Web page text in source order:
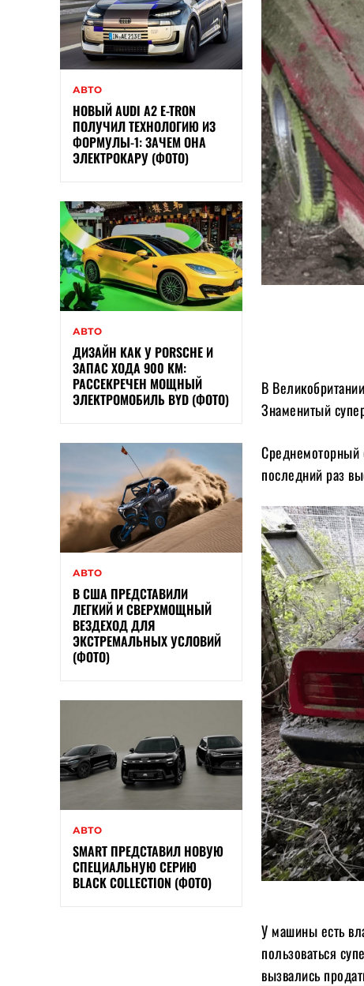
АВТО
НОВЫЙ AUDI A2 E-TRON
ПОЛУЧИЛ ТЕХНОЛОГИЮ ИЗ
ФОРМУЛЫ-1: ЗАЧЕМ ОНА
ЭЛЕКТРОКАРУ (ФОТО)
АВТО
ДИЗАЙН КАК У PORSCHE И
ЗАПАС ХОДА 900 КМ:
РАССЕКРЕЧЕН МОЩНЫЙ
ЭЛЕКТРОМОБИЛЬ BYD (ФОТО)
АВТО
В США ПРЕДСТАВИЛИ
ЛЕГКИЙ И СВЕРХМОЩНЫЙ
ВЕЗДЕХОД ДЛЯ
ЭКСТРЕМАЛЬНЫХ УСЛОВИЙ
(ФОТО)
АВТО
SMART ПРЕДСТАВИЛ НОВУЮ
СПЕЦИАЛЬНУЮ СЕРИЮ
BLACK COLLECTION (ФОТО)
В
Знаменитый
Среднемоторный
последний раз
У машины есть
пользоваться
вызвались